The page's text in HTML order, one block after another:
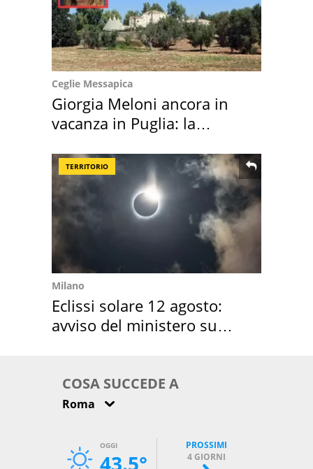
Ceglie Messapica
Giorgia Meloni ancora in
vacanza in Puglia: la
TERRITORIO
Milano
Eclissi solare 12 agosto:
avviso del ministero su